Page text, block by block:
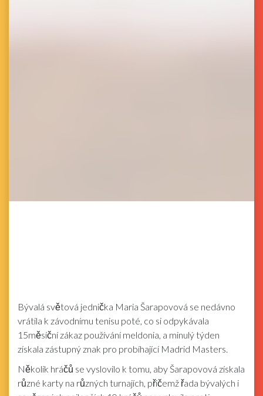
Bývalá světová jednička Maria Šarapovová se nedávno
vrátila k závodnímu tenisu poté, co si odpykávala
15měsíční zákaz používání meldonia, a minulý týden
získala zástupný znak pro probíhající Madrid Masters.
Několik hráčů se vyslovilo k tomu, aby Šarapovová získala
různé karty na různých turnajích, přičemž řada bývalých i